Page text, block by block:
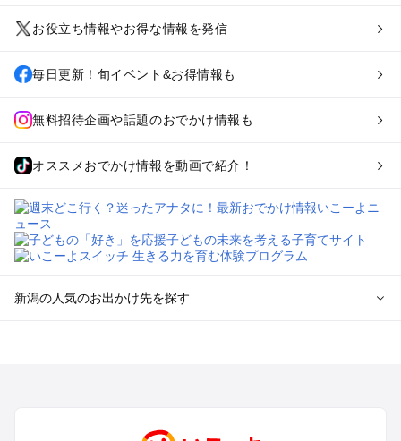
お役立ち情報やお得な情報を発信
毎日更新！旬イベント&お得情報も
無料招待企画や話題のおでかけ情報も
オススメおでかけ情報を動画で紹介！
新潟の人気のお出かけ先を探す